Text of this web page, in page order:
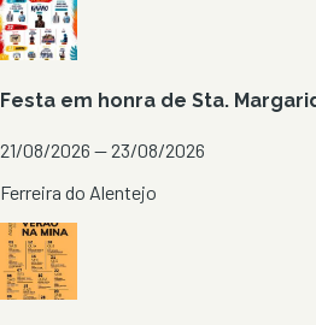
Festa em honra de Sta.
21/08/2026 — 23/08/2026
Ferreira do Alentejo